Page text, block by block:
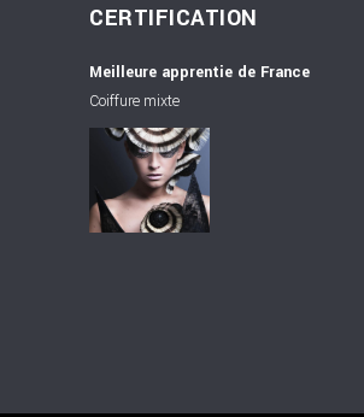
CERTIFICATION
Meilleure apprentie de France
Coiffure mixte